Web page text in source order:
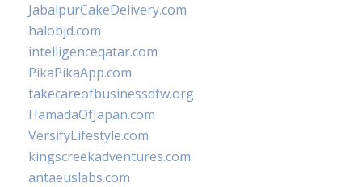
JabalpurCakeDelivery.com
halobjd.com
intelligenceqatar.com
PikaPikaApp.com
takecareofbusinessdfw.org
HamadaOfJapan.com
VersifyLifestyle.com
kingscreekadventures.com
antaeuslabs.com